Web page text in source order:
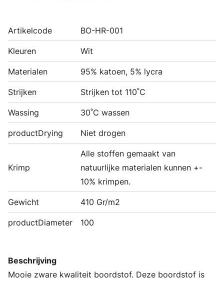
Artikelcode BO-HR-001
Kleuren Wit
Materialen 95% katoen, 5% lycra
Strijken Strijken tot 110˚C
Wassing 30˚C wassen
productDrying Niet drogen
Krimp
Alle stoffen gemaakt van
natuurlijke materialen kunnen +-
10% krimpen.
Gewicht 410 Gr/m2
productDiameter 100
Beschrijving
Mooie zware kwaliteit boordstof. Deze boordstof is